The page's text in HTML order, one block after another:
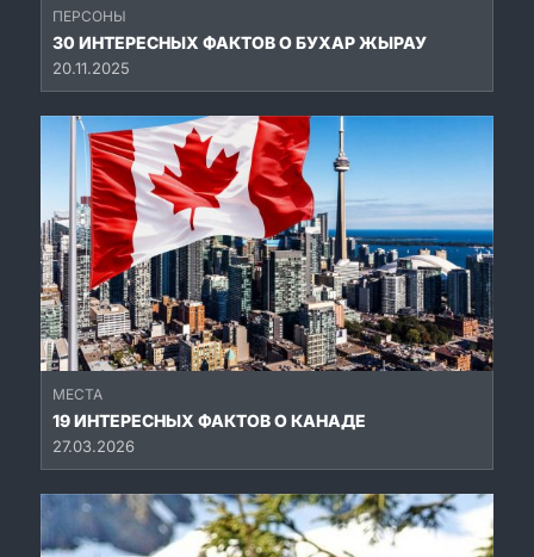
ПЕРСОНЫ
30 ИНТЕРЕСНЫХ ФАКТОВ О БУХАР ЖЫРАУ
20.11.2025
МЕСТА
19 ИНТЕРЕСНЫХ ФАКТОВ О КАНАДЕ
27.03.2026